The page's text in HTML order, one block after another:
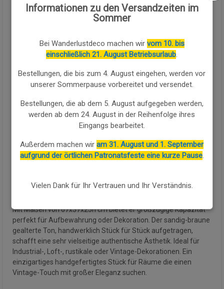
Menge:
KAUFEN SIE WEITER
Metallkoffer mit handwerklicher Verarbeitung in Braun, ein
Stück mit klaren Linien und ruhiger Präsenz das durch seinen
flachen Deckel mit einheitlichem sandigen Finish und seinem
Erscheinungsbild großer industrieller Schlichtheit besticht.
Aus handwerklich behandeltem Metall gefertigt, verleihen die
braune Farbe mit gefleckter Textur und das einheitliche Finish
ihm eine diskrete Eleganz und Authentizität von großem Wert.
Mit Maßen von 67x37x25h cm bietet er großzügige Kapazität
perfekt für Aufbewahrung oder Dekoration. Der sandig-braune
gealterte Ton, handwerklich Stück für Stück aufgetragen,
schafft eine sehr vielseitige authentische Ästhetik. Ideal für
Industrial-, Loft-, rustikale oder Vintage-Dekorationen. Ein
einzigartiges handgefertigtes Stück für Räume die einen
Vintage-Touch mit großer Eleganz suchen.
Informationen zu den Versandzeiten im
Sommer
Bei Wanderlustdeco machen wir vom 10. bis
einschließlich 21. August Betriebsurlaub.
Bestellungen, die bis zum 4. August eingehen, werden vor
unserer Sommerpause vorbereitet und versendet.
Bestellungen, die ab dem 5. August aufgegeben werden,
werden ab dem 24. August in der Reihenfolge ihres
Eingangs bearbeitet.
Außerdem machen wiram 31. August und 1. September
aufgrund der örtlichen Patronatsfeste eine kurze Pause.
Vielen Dank für Ihr Vertrauen und Ihr Verständnis.